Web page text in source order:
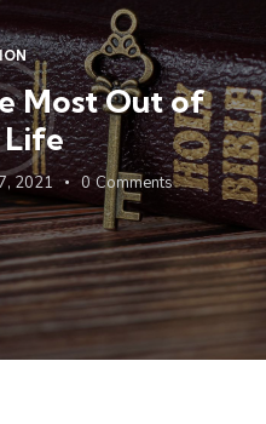
Most Out of
Life
2021 0 Comments